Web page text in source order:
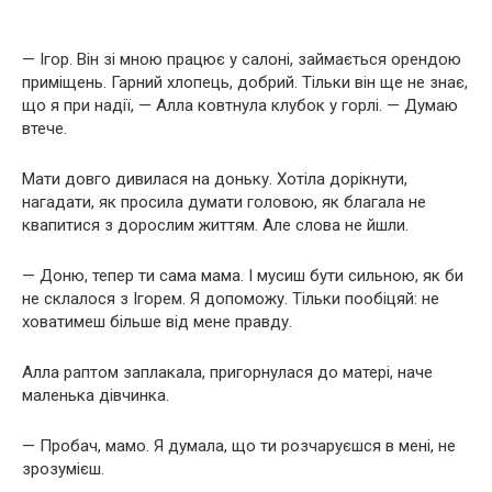
— Ігор. Він зі мною працює у салоні, займається орендою
приміщень. Гарний хлопець, добрий. Тільки він ще не знає,
що я при надії, — Алла ковтнула клубок у горлі. — Думаю
втече.
Мати довго дивилася на доньку. Хотіла дорікнути,
нагадати, як просила думати головою, як благала не
квапитися з дорослим життям. Але слова не йшли.
— Доню, тепер ти сама мама. І мусиш бути сильною, як би
не склалося з Ігорем. Я допоможу. Тільки пообіцяй: не
ховатимеш більше від мене правду.
Алла раптом заплакала, пригорнулася до матері, наче
маленька дівчинка.
— Пробач, мамо. Я думала, що ти розчаруєшся в мені, не
зрозумієш.